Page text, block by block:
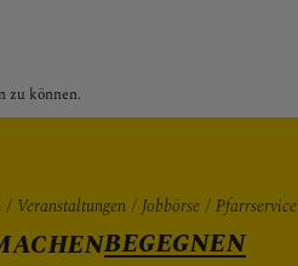
zu können.
Veranstaltungen Jobbörse Pfarrservice
BEGEGNEN